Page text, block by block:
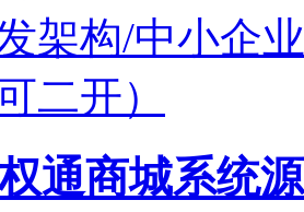
通商城系统